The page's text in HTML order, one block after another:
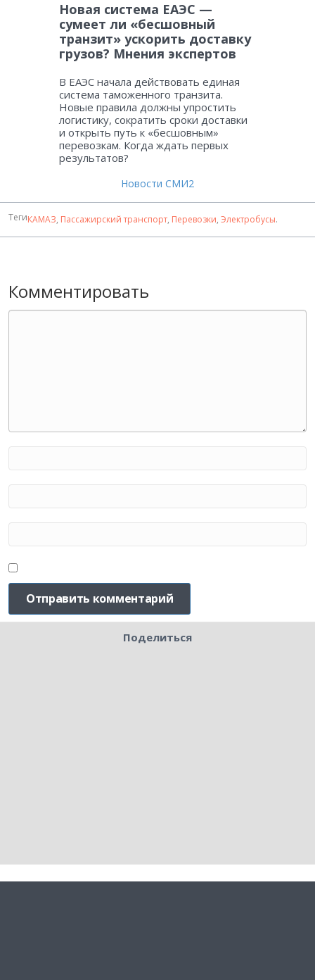
Новая система ЕАЭС —
сумеет ли «бесшовный
транзит» ускорить доставку
грузов? Мнения экспертов
В ЕАЭС начала действовать единая
система таможенного транзита.
Новые правила должны упростить
логистику, сократить сроки доставки
и открыть путь к «бесшовным»
перевозкам. Когда ждать первых
результатов?
Новости СМИ2
ТегиКАМАЗ, Пассажирский транспорт, Перевозки, Электробусы.
Комментировать
Поделиться